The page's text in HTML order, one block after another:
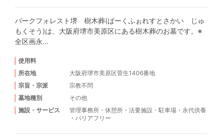
パークフォレスト堺 樹木葬(ぱーくふぉれすとさかい じゅ
もくそう)は、大阪府堺市美原区にある樹木葬のお墓です。※
全区画永...
使用料
所在地
大阪府堺市美原区菅生1406番地
宗旨・宗派
宗教不問
墓地種別
その他
施設・サービス
管理事務所 ・ 休憩所 ・ 法要施設 ・ 駐車場 ・ 永代供養
・ バリアフリー